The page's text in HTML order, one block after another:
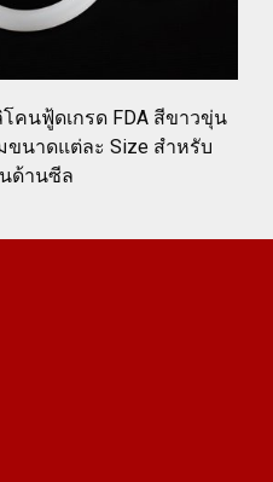
คนฟู้ดเกรด FDA สีขาวขุ่น
นาดแต่ละ Size สำหรับ
ด้านซีล